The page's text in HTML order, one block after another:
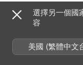
Canticles of Light
選擇另一個國
容
美國 (繁體中文